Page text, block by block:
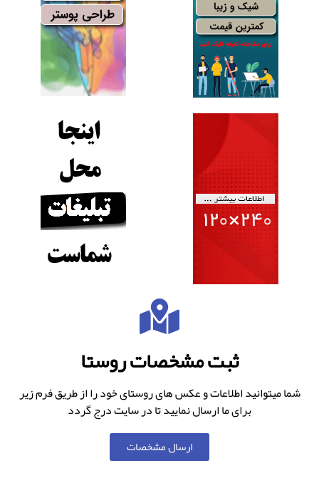
ثبت مشخصات روستا
شما میتوانید اطلاعات و عکس های روستای خود را از طریق فرم زیر
برای ما ارسال نمایید تا در سایت درج گردد
ارسال مشخصات